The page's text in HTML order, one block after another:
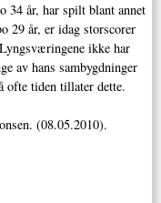
34 år, har spilt blant annet
29 år, er idag storscorer
ikke har
av hans sambygdninger
ofte tiden tillater dette.
(08.05.2010).